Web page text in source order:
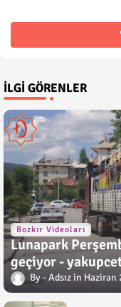
İLGI GÖRENLER
Bozkır Videoları
Lunapark
geçiyor -
Adsız Haziran